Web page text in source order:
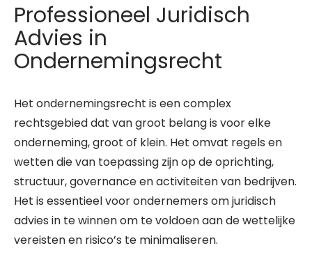
Professioneel Juridisch
Advies in
Ondernemingsrecht
Het ondernemingsrecht is een complex
rechtsgebied dat van groot belang is voor elke
onderneming, groot of klein. Het omvat regels en
wetten die van toepassing zijn op de oprichting,
structuur, governance en activiteiten van bedrijven.
Het is essentieel voor ondernemers om juridisch
advies in te winnen om te voldoen aan de wettelijke
vereisten en risico’s te minimaliseren.